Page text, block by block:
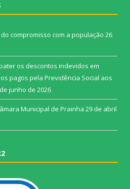
compromisso com a população 26
os descontos indevidos em
pagos pela Previdência Social aos
junho de 2026
Municipal de Prainha 29 de abril